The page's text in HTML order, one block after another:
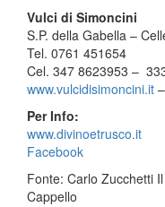
Vulci di Simoncini
S.P. della Gabella –
Tel. 0761 451654
Cel. 347 8623953 –
www.vulcidisimoncini.it –
Per Info:
www.divinoetrusco.it
Facebook
Fonte: Carlo Zucchetti
Cappello